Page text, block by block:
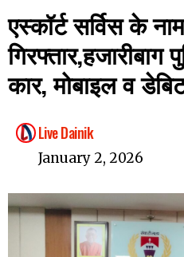
एस्कॉर्ट सर्विस के
कार, मोबाइल व
Live Dainik
January 2, 2026